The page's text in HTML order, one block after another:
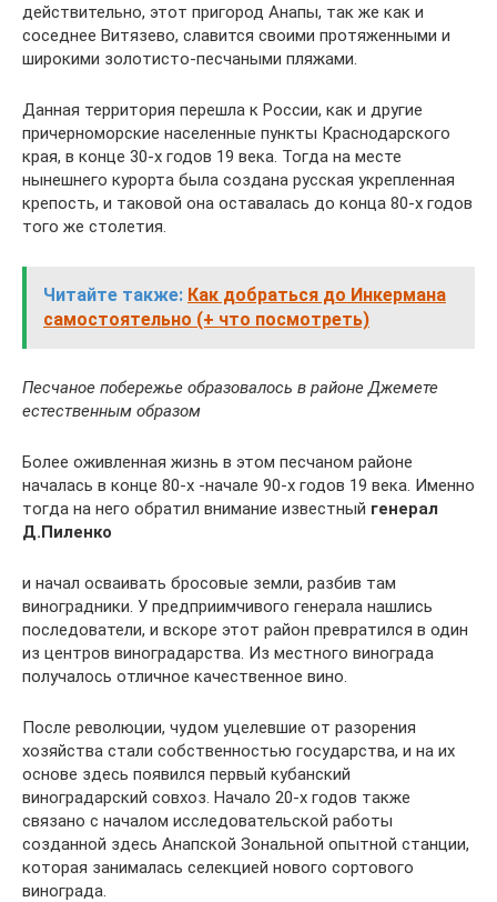
действительно, этот пригород Анапы, так же как и
соседнее Витязево, славится своими протяженными и
широкими золотисто-песчаными пляжами.
Данная территория перешла к России, как и другие
причерноморские населенные пункты Краснодарского
края, в конце 30-х годов 19 века. Тогда на месте
нынешнего курорта была создана русская укрепленная
крепость, и таковой она оставалась до конца 80-х годов
того же столетия.
Читайте также: Как добраться до Инкермана
самостоятельно (+ что посмотреть)
Песчаное побережье образовалось в районе Джемете
естественным образом
Более оживленная жизнь в этом песчаном районе
началась в конце 80-х -начале 90-х годов 19 века. Именно
тогда на него обратил внимание известный генерал
Д.Пиленко
и начал осваивать бросовые земли, разбив там
виноградники. У предприимчивого генерала нашлись
последователи, и вскоре этот район превратился в один
из центров виноградарства. Из местного винограда
получалось отличное качественное вино.
После революции, чудом уцелевшие от разорения
хозяйства стали собственностью государства, и на их
основе здесь появился первый кубанский
виноградарский совхоз. Начало 20-х годов также
связано с началом исследовательской работы
созданной здесь Анапской Зональной опытной станции,
которая занималась селекцией нового сортового
винограда.